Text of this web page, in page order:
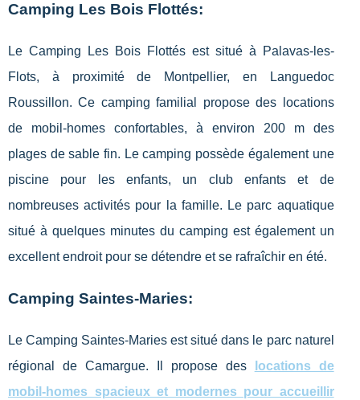
Camping Les Bois Flottés:
Le Camping Les Bois Flottés est situé à Palavas-les-
Flots, à proximité de Montpellier, en Languedoc
Roussillon. Ce camping familial propose des locations
de mobil-homes confortables, à environ 200 m des
plages de sable fin. Le camping possède également une
piscine pour les enfants, un club enfants et de
nombreuses activités pour la famille. Le parc aquatique
situé à quelques minutes du camping est également un
excellent endroit pour se détendre et se rafraîchir en été.
Camping Saintes-Maries:
Le Camping Saintes-Maries est situé dans le parc naturel
régional de Camargue. Il propose des
locations de
mobil-homes spacieux et modernes pour accueillir